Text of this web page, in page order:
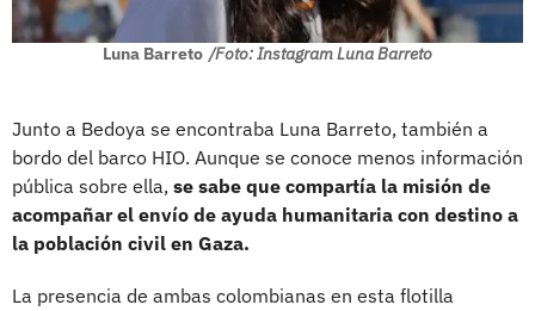
Luna Barreto /Foto: Instagram Luna Barreto
Junto a Bedoya se encontraba Luna Barreto, también a
bordo del barco HIO. Aunque se conoce menos información
pública sobre ella, se sabe que compartía la misión de
acompañar el envío de ayuda humanitaria con destino a
la población civil en Gaza.
La presencia de ambas colombianas en esta flotilla